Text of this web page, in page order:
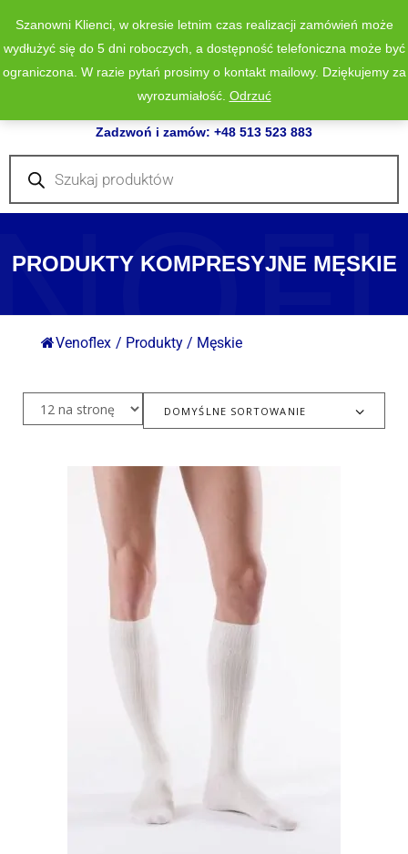
Zadzwoń i zamów: +48 513 523 883
Wyszukiwarka
produktów
PRODUKTY KOMPRESYJNE MĘSKIE
Venoflex / Produkty / Męskie
DOMYŚLNE SORTOWANIE
Szanowni Klienci, w okresie letnim czas realizacji zamówień może
wydłużyć się do 5 dni roboczych, a dostępność telefoniczna może być
ograniczona. W razie pytań prosimy o kontakt mailowy. Dziękujemy za
wyrozumiałość. Odrzuć